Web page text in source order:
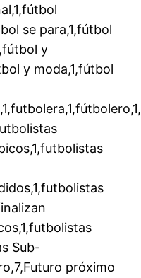
se para,1,fútbol
y
y moda,1,fútbol
Sub-
próximo